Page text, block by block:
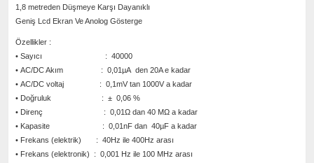
1,8 metreden Düşmeye Karşı Dayanıklı
Geniş Lcd Ekran Ve Anolog Gösterge
Özellikler :
• Sayıcı : 40000
• AC/DC Akım : 0,01µA den 20A e kadar
• AC/DC voltaj : 0,1mV tan 1000V a kadar
• Doğruluk : ± 0,06 %
• Direnç : 0,01Ω dan 40 MΩ a kadar
• Kapasite : 0,01nF dan 40µF a kadar
• Frekans (elektrik) : 40Hz ile 400Hz arası
• Frekans (elektronik) : 0,001 Hz ile 100 MHz arası